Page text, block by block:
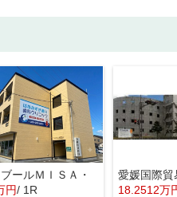
ールＭＩＳＡ・
円/ 1R 18.2512万